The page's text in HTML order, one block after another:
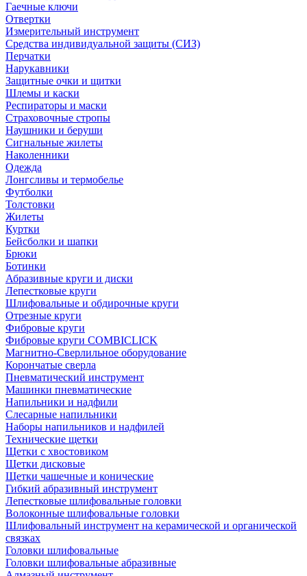
Гаечные ключи
Отвертки
Измерительный инструмент
Средства индивидуальной защиты (СИЗ)
Перчатки
Нарукавники
Защитные очки и щитки
Шлемы и каски
Респираторы и маски
Страховочные стропы
Наушники и беруши
Сигнальные жилеты
Наколенники
Одежда
Лонгсливы и термобелье
Футболки
Толстовки
Жилеты
Куртки
Бейсболки и шапки
Брюки
Ботинки
Абразивные круги и диски
Лепестковые круги
Шлифовальные и обдирочные круги
Отрезные круги
Фибровые круги
Фибровые круги COMBICLICK
Магнитно-Сверлильное оборудование
Корончатые сверла
Пневматический инструмент
Машинки пневматические
Напильники и надфили
Слесарные напильники
Наборы напильников и надфилей
Технические щетки
Щетки с хвостовиком
Щетки дисковые
Щетки чашечные и конические
Гибкий абразивный инструмент
Лепестковые шлифовальные головки
Волоконные шлифовальные головки
Шлифовальный инструмент на керамической и органической
связках
Головки шлифовальные
Головки шлифовальные абразивные